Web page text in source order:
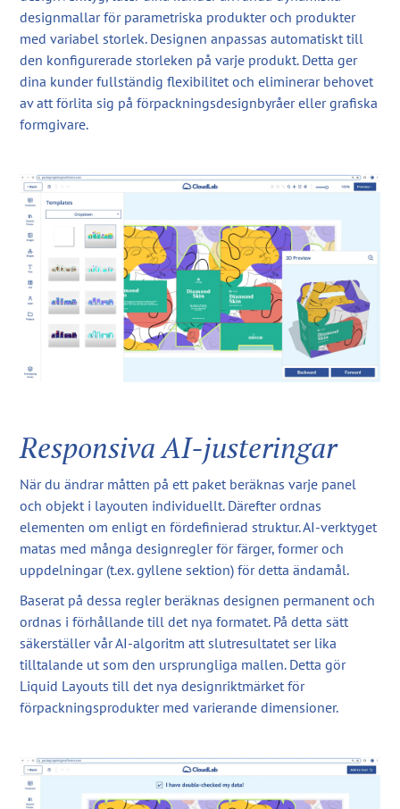
designmallar för parametriska produkter och produkter
med variabel storlek. Designen anpassas automatiskt till
den konfigurerade storleken på varje produkt. Detta ger
dina kunder fullständig flexibilitet och eliminerar behovet
av att förlita sig på förpackningsdesignbyråer eller grafiska
formgivare.
Responsiva AI-justeringar
När du ändrar måtten på ett paket beräknas varje panel
och objekt i layouten individuellt. Därefter ordnas
elementen om enligt en fördefinierad struktur. AI-verktyget
matas med många designregler för färger, former och
uppdelningar (t.ex. gyllene sektion) för detta ändamål.
Baserat på dessa regler beräknas designen permanent och
ordnas i förhållande till det nya formatet. På detta sätt
säkerställer vår AI-algoritm att slutresultatet ser lika
tilltalande ut som den ursprungliga mallen. Detta gör
Liquid Layouts till det nya designriktmärket för
förpackningsprodukter med varierande dimensioner.